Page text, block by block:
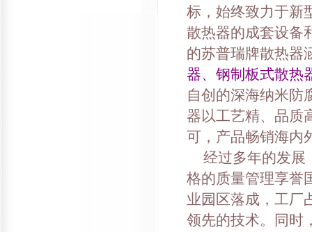
标，始终致力于新
散热器的成套设备
的苏普瑞牌散热器
器、钢制板式散热
自创的深海纳米防
器以工艺精、品质
可，产品畅销海内
经过多年的发展
格的质量管理享誉
业园区落成，工厂
领先的技术。同时